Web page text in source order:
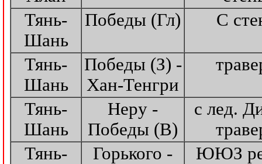
Тянь-
Шань
Победы (Гл) С
Тянь-
Шань
Победы (З) -
Хан-Тенгри
Тянь-
Шань
Неру -
Победы (В)
с лед.
Тянь-
Горького -
ЮЮЗ